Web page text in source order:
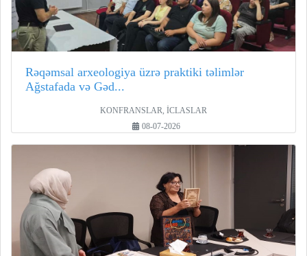
Rəqəmsal arxeologiya üzrə praktiki təlimlər
Ağstafada və Gəd...
KONFRANSLAR, İCLASLAR
08-07-2026